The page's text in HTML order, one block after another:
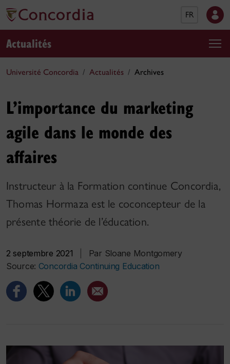
FR
Actualités
Université Concordia Actualités Archives
L’importance du marketing
agile dans le monde des
affaires
Instructeur à la Formation continue Concordia,
Thomas Hormaza est le coconcepteur de la
présente théorie de l’éducation.
2 septembre 2021
Par Sloane Montgomery
Source: Concordia Continuing Education